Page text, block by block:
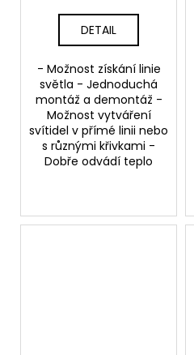
DETAIL
- Možnost získání linie
světla - Jednoduchá
montáž a demontáž -
Možnost vytváření
svítidel v přímé linii nebo
s různými křivkami -
Dobře odvádí teplo